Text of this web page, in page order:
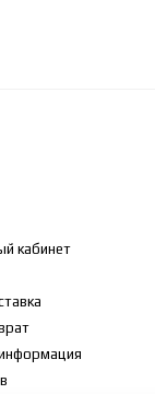
кабинет